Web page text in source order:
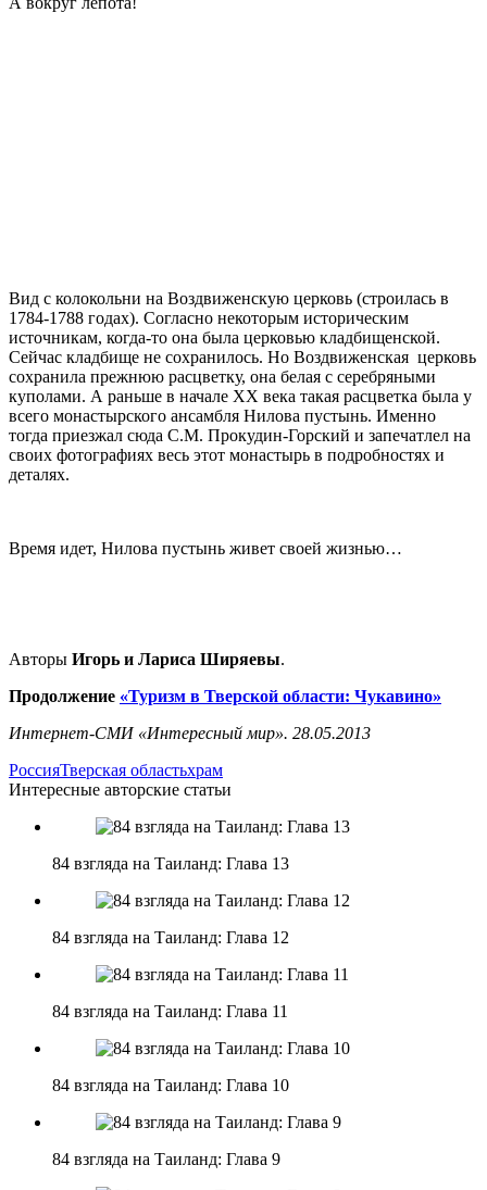
Вид с колокольни на Воздвиженскую церковь (строилась в
1784-1788 годах). Согласно некоторым историческим
источникам, когда-то она была церковью кладбищенской.
Сейчас кладбище не сохранилось. Но Воздвиженская церковь
сохранила прежнюю расцветку, она белая с серебряными
куполами. А раньше в начале XX века такая расцветка была у
всего монастырского ансамбля Нилова пустынь. Именно
тогда приезжал сюда С.М. Прокудин-Горский и запечатлел на
своих фотографиях весь этот монастырь в подробностях и
деталях.
Время идет, Нилова пустынь живет своей жизнью…
Авторы Игорь и Лариса Ширяевы.
Продолжение «Туризм в Тверской области: Чукавино»
Интернет-СМИ «Интересный мир». 28.05.2013
РоссияТверская областьхрам
Интересные авторские статьи
84 взгляда на Таиланд: Глава 13
84 взгляда на Таиланд: Глава 12
84 взгляда на Таиланд: Глава 11
84 взгляда на Таиланд: Глава 10
84 взгляда на Таиланд: Глава 9